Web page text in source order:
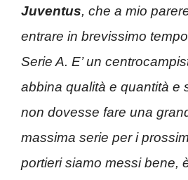
Juventus, che a mio
entrare in brevissimo
Serie A. E’ un
abbina qualità e quantità e
non dovesse fare una
massima serie per i
portieri siamo messi bene,